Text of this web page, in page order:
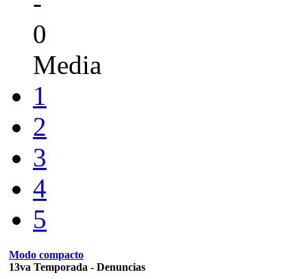
0
Media
1
2
3
4
5
Modo compacto
13va Temporada - Denuncias